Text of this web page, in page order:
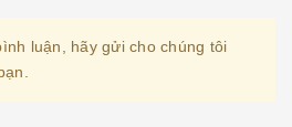
luận, hãy gửi cho chúng tôi